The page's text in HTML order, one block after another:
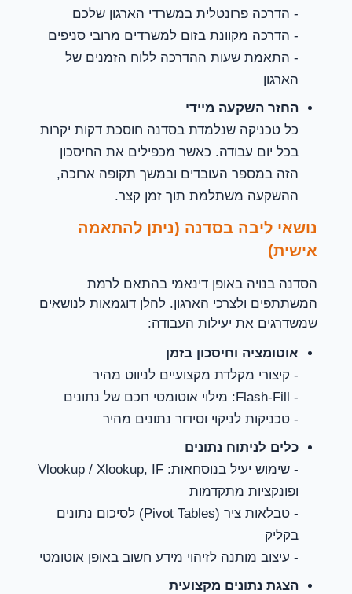
- הדרכה פרונטלית במשרדי הארגון שלכם
- הדרכה מקוונת בזום למשרדים מרובי סניפים
- התאמת שעות ההדרכה ללוח הזמנים של
הארגון
החזר השקעה מיידי
כל טכניקה שנלמדת בסדנה חוסכת דקות יקרות
בכל יום עבודה. כאשר מכפילים את החיסכון
הזה במספר העובדים ובמשך תקופה ארוכה,
ההשקעה משתלמת תוך זמן קצר.
נושאי ליבה בסדנה (ניתן להתאמה
אישית)
הסדנה בנויה באופן דינאמי בהתאם לרמת
המשתתפים ולצרכי הארגון. להלן דוגמאות לנושאים
שמשדרגים את יעילות העבודה:
אוטומציה וחיסכון בזמן
- קיצורי מקלדת מקצועיים לניווט מהיר
- Flash-Fill: מילוי אוטומטי חכם של נתונים
- טכניקות לניקוי וסידור נתונים מהיר
כלים לניתוח נתונים
- שימוש יעיל בנוסחאות: Vlookup / Xlookup, IF
ופונקציות מתקדמות
- טבלאות ציר (Pivot Tables) לסיכום נתונים
בקליק
- עיצוב מותנה לזיהוי מידע חשוב באופן אוטומטי
הצגת נתונים מקצועית